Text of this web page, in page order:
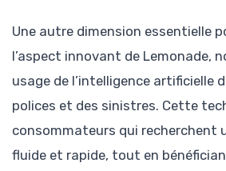
Une autre dimension essentielle
l’aspect innovant de Lemonade,
usage de l’intelligence artificielle
polices et des sinistres. Cette
consommateurs qui recherchent
fluide et rapide, tout en